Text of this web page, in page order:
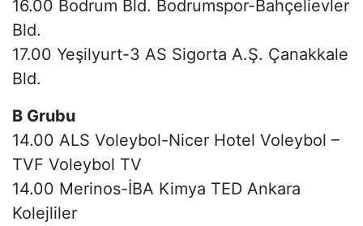
16.00 Bodrum Bld. Bodrumspor-Bahçelievler
Bld.
17.00 Yeşilyurt-3 AS Sigorta A.Ş. Çanakkale
Bld.
B Grubu
14.00 ALS Voleybol-Nicer Hotel Voleybol –
TVF Voleybol TV
14.00 Merinos-İBA Kimya TED Ankara
Kolejliler